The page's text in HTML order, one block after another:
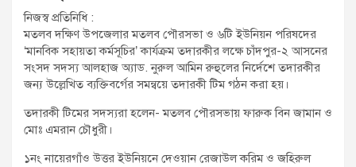
t
:
নিজস্ব প্রতিনিধি :
মতলব দক্ষিণ উপজেলার মতলব পৌরসভা ও ৬টি ইউনিয়ন পরিষদের
‘মানবিক সহায়তা কর্মসূচির’ কার্যক্রম তদারকীর লক্ষে চাঁদপুর-২ আসনের
সংসদ সদস্য আলহাজ অ্যাড. নুরুল আমিন রুহুলের নির্দেশে তদারকীর
জন্য উল্লেখিত ব্যক্তিবর্গের সমন্বয়ে তদারকী টিম গঠন করা হয়।
তদারকী টিমের সদস্যরা হলেন- মতলব পৌরসভায় ফারুক বিন জামান ও
মোঃ এমরান চৌধুরী।
১নং নায়েরগাঁও উত্তর ইউনিয়নে দেওয়ান রেজাউল করিম ও জহিরুল